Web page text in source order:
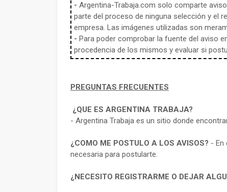
- Argentina-Trabaja.com solo comparte
parte del proceso de ninguna selección y el
empresa. Las imágenes utilizadas son
- Para poder comprobar la fuente del aviso
procedencia de los mismos y evaluar si
PREGUNTAS FRECUENTES
¿QUE ES ARGENTINA TRABAJA?
- Argentina Trabaja es un sitio donde
¿COMO ME POSTULO A LOS AVISOS? - En
necesaria para postularte.
¿NECESITO REGISTRARME O DEJAR